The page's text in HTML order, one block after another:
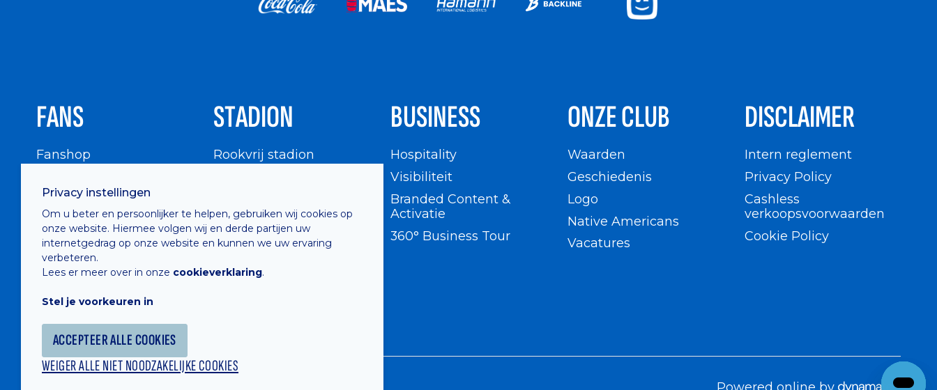
Privacy instellingen
Om u beter en persoonlijker te helpen, gebruiken wij cookies op
onze website. Hiermee volgen wij en derde partijen uw
internetgedrag op onze website en kunnen we uw ervaring
verbeteren.
Lees er meer over in onze cookieverklaring.
Stel je voorkeuren in
ACCEPTEER ALLE COOKIES
WEIGER ALLE NIET NOODZAKELIJKE COOKIES
FANS
Fanshop
Supportersraad
Buffalo Kids Club
Supportersfederatie
Supportersclubs
Fotoalbums
STADION
Rookvrij stadion
BUSINESS
Hospitality
Visibiliteit
Branded Content &
Activatie
360° Business Tour
ONZE CLUB
Waarden
Geschiedenis
Logo
Native Americans
Vacatures
DISCLAIMER
Intern reglement
Privacy Policy
Cashless
verkoopsvoorwaarden
Cookie Policy
Powered online by